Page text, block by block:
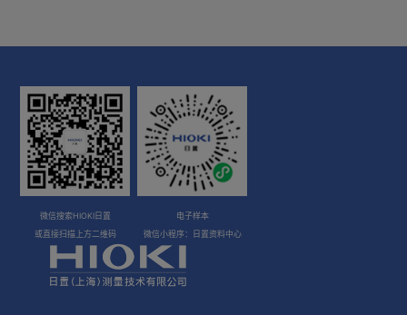
微信搜索HIOKI日置
或直接扫描上方二维码
电子样本
微信小程序：日置资料中心